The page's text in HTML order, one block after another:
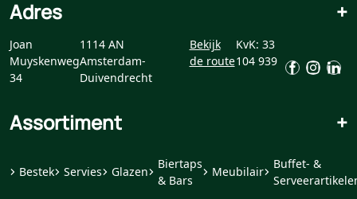
Adres +
Joan
Muyskenweg
34
1114 AN
Amsterdam-
Duivendrecht
Bekijk
de route
KvK: 33
104 939
Assortiment +
Bestek Servies Glazen
Biertaps
& Bars
Meubilair
Buffet- &